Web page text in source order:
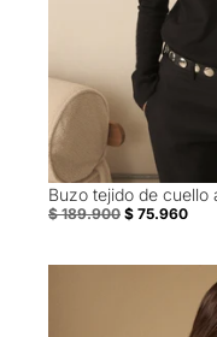
60% Off
Buzo tejido de
$ 189.900 $ 75.960
Camisa con